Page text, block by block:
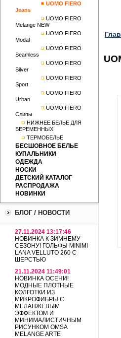
UOMO FIERO
Jeans
UOMO FIERO
Melange NEW
UOMO FIERO
Modal
UOMO FIERO
Seamless
UOMO FIERO
Silver
UOMO FIERO
Sport
UOMO FIERO
Urban
UOMO FIERO
Слипы
НИЖНЕЕ БЕЛЬЕ ДЛЯ
БЕРЕМЕННЫХ
ТЕРМОБЕЛЬЕ
БЕСШОВНОЕ БЕЛЬЕ
КУПАЛЬНИКИ
ОДЕЖДА
НОСКИ
ДЕТСКИЙ КАТАЛОГ
РАСПРОДАЖА
НОВИНКИ
БЛОГ / НОВОСТИ
27.11.2024 13:17:46
НОВИНКА К ЗИМНЕМУ
СЕЗОНУ! ГОЛЬФЫ MINIMI
LANA VELLUTO 260 С
ШЕРСТЬЮ
21.11.2024 11:49:01
НОВИНКА ОСЕНИ!
МОДНЫЕ ПЛОТНЫЕ
КОЛГОТКИ ИЗ
МИКРОФИБРЫ С
МЕЛАНЖЕВЫМ
ЭФФЕКТОМ И
МИНИМАЛИСТИЧНЫМ
РИСУНКОМ OMSA
MELANGE ARTE